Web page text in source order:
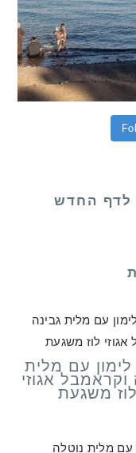
לדף החדש
לימון עם מלית
וקראמבל אגוזי
לוז משגעת